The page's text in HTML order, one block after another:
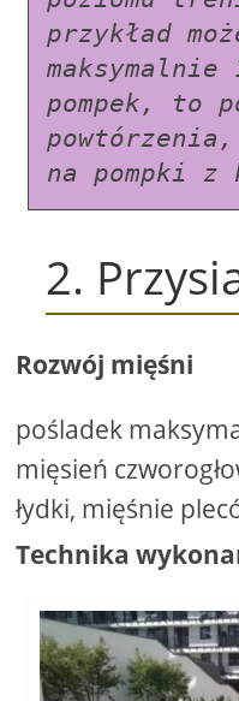
przykład
pompek, to
na pompki z
2.
Rozwój mięśni
pośladek
mięsień
łydki, mięśnie
Technika